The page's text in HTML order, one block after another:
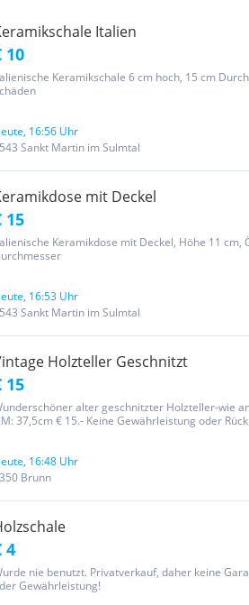
Italien
10
Keramikschale 6 cm hoch, 15 cm
16:56 Uhr
Sankt Martin im Sulmtal
mit Deckel
15
Keramikdose mit Deckel, Höhe 11 cm,
16:53 Uhr
Sankt Martin im Sulmtal
Holzteller Geschnitzt
15
alter geschnitzter Holzteller-wie
37,5cm € 15.- Keine Gewährleistung oder
16:48 Uhr
Brunn
4
nie benutzt. Privatverkauf, daher keine
Gewährleistung!